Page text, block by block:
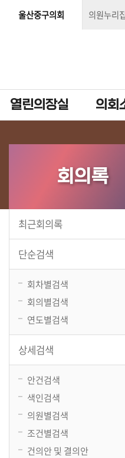
울산중구의회 의원누리
열린의장실 의회
회의록
최근회의록
단순검색
회차별검색
회의별검색
연도별검색
상세검색
안건검색
색인검색
의원별검색
조건별검색
건의안 및 결의안